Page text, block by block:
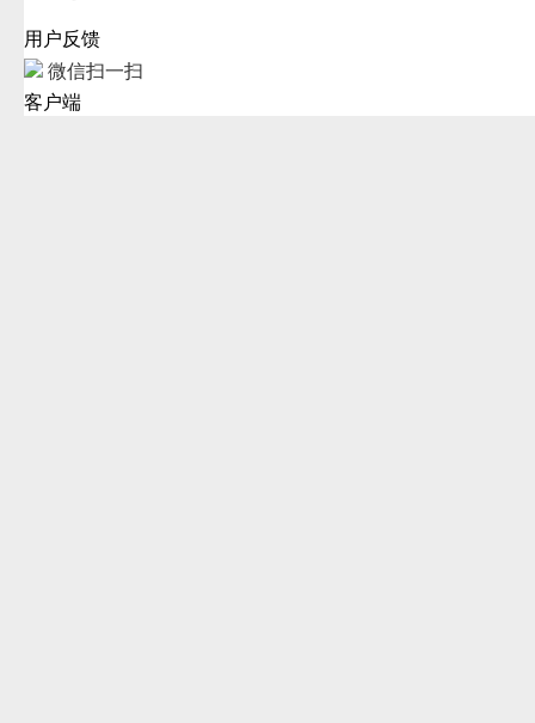
用户反馈
微信扫一扫
客户端